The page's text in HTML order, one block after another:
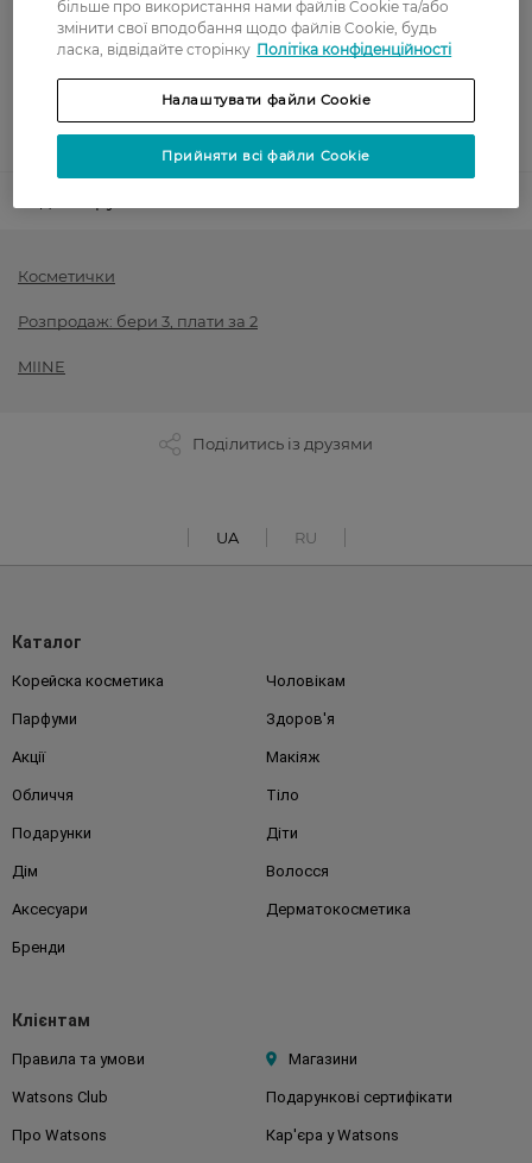
Оплата карткою
Післяоплата
Показати більше
Косметички
Розпродаж: бери 3, плати за 2
MIINE
Поділитись із друзями
UA RU
Каталог
Корейска косметика Чоловікам
Парфуми Здоров'я
Акції Макіяж
Обличчя Тіло
Подарунки Діти
Дім Волосся
Аксесуари Дерматокосметика
Бренди
Клієнтам
Правила та умови Магазини
Watsons Club Подарункові сертифікати
Про Watsons Кар'єра у Watsons
більше про використання нами файлів Cookie та/або
змінити свої вподобання щодо файлів Cookie, будь
ласка, відвідайте сторінку Політіка конфіденційності
Налаштувати файли Cookie
Прийняти всі файли Cookie